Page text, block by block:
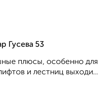
Гусева 53
плюсы, особенно для
и лестниц выходи...